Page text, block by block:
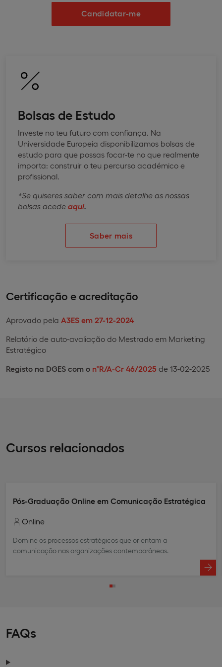
Candidatar-me
Bolsas de Estudo
Investe no teu futuro com confiança. Na
Universidade Europeia disponibilizamos bolsas de
estudo para que possas focar-te no que realmente
importa: construir o teu percurso académico e
profissional.
*Se quiseres saber com mais detalhe as nossas
bolsas acede aqui.
Saber mais
Certificação e acreditação
Aprovado pela A3ES em 27-12-2024
Relatório de auto-avaliação do Mestrado em Marketing
Estratégico
Registo na DGES com o nºR/A-Cr 46/2025 de 13-02-2025
Cursos relacionados
Pós-Graduação Online em Comunicação Estratégica
Online
Domine os processos estratégicos que orientam a
comunicação nas organizações contemporâneas.
FAQs